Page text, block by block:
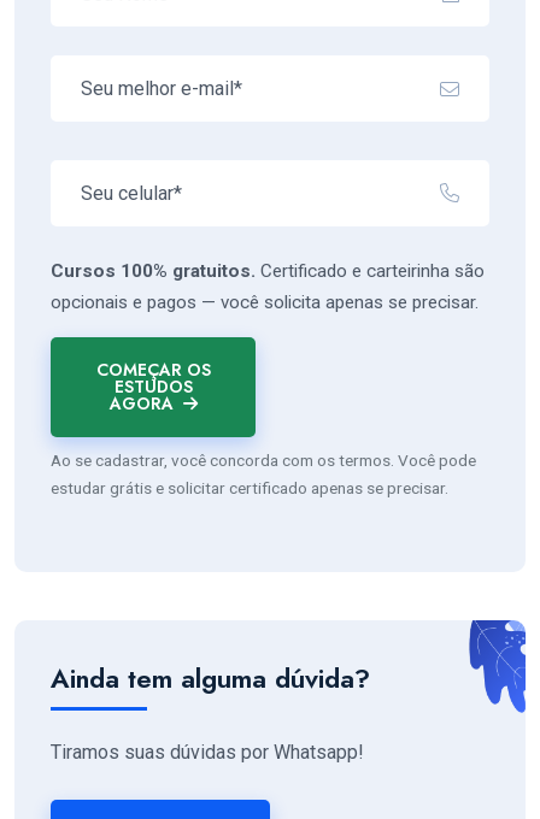
Cursos 100% gratuitos. Certificado e carteirinha são
opcionais e pagos — você solicita apenas se precisar.
COMEÇAR OS
ESTUDOS
AGORA
Ao se cadastrar, você concorda com os termos. Você pode
estudar grátis e solicitar certificado apenas se precisar.
Ainda tem alguma dúvida?
Tiramos suas dúvidas por Whatsapp!